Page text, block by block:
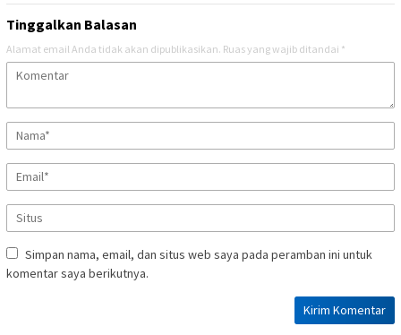
Tinggalkan Balasan
Alamat email Anda tidak akan dipublikasikan. Ruas yang wajib ditandai *
Simpan nama, email, dan situs web saya pada peramban ini untuk
komentar saya berikutnya.